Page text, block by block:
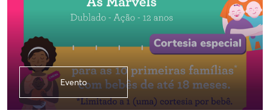
Evento